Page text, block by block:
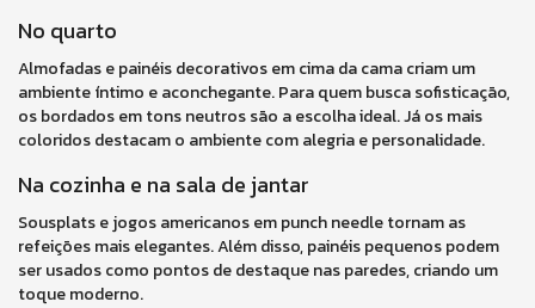
No quarto
Almofadas e painéis decorativos em cima da cama criam um
ambiente íntimo e aconchegante. Para quem busca sofisticação,
os bordados em tons neutros são a escolha ideal. Já os mais
coloridos destacam o ambiente com alegria e personalidade.
Na cozinha e na sala de jantar
Sousplats e jogos americanos em punch needle tornam as
refeições mais elegantes. Além disso, painéis pequenos podem
ser usados como pontos de destaque nas paredes, criando um
toque moderno.